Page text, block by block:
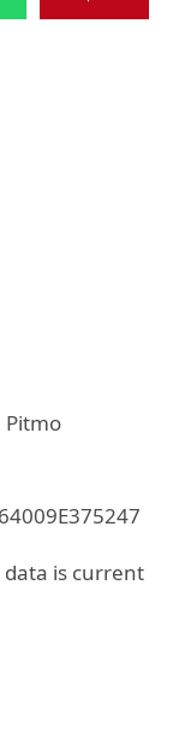
Pitmo
data is current